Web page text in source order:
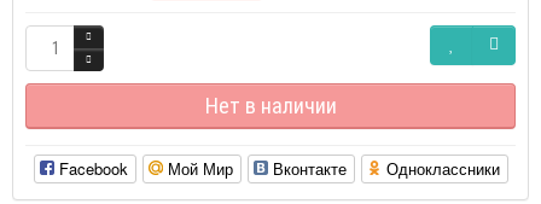
Нет в наличии
Facebook Мой Мир Вконтакте Одноклассники